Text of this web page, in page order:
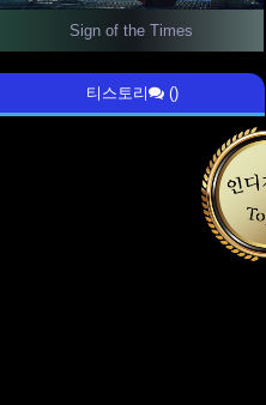
Sign of the Times
티스토리 ()